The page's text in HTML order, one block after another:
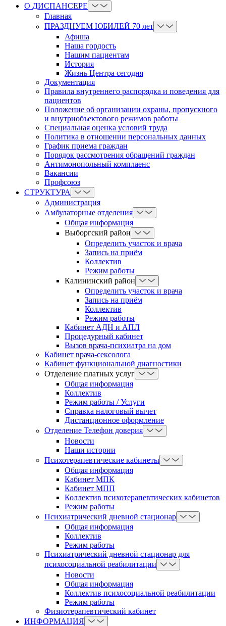
О ДИСПАНСЕРЕ
Главная
ПРАЗДНУЕМ ЮБИЛЕЙ 70 лет
Афиша
Наша гордость
Нашим пациентам
История
Жизнь Центра сегодня
Документация
Правила внутреннего распорядка и поведения для
пациентов
Положение об организации охраны, пропускного
и внутриобъектового режимов работы
Cпециальная оценка условий труда
Политика в отношении персональных данных
График приема граждан
Порядок рассмотрения обращений граждан
Антимонопольный комплаенс
Вакансии
Профсоюз
СТРУКТУРА
Администрация
Амбулаторные отделения
Общая информация
Выборгский район
Определить участок и врача
Запись на приём
Коллектив
Режим работы
Калининский район
Определить участок и врача
Запись на приём
Коллектив
Режим работы
Кабинет АДН и АПЛ
Процедурный кабинет
Вызов врача-психиатра на дом
Кабинет врача-сексолога
Кабинет функциональной диагностики
Отделение платных услуг
Общая информация
Коллектив
Режим работы / Услуги
Справка налоговый вычет
Дистанционное оформление
Отделение Телефон доверия
Новости
Наши истории
Психотерапевтические кабинеты
Общая информация
Кабинет МПК
Кабинет МПП
Коллектив психотерапевтических кабинетов
Режим работы
Психиатрический дневной стационар
Общая информация
Коллектив
Режим работы
Психиатрический дневной стационар для
психосоциальной реабилитации
Новости
Общая информация
Коллектив психосоциальной реабилитации
Режим работы
Физиотерапевтический кабинет
ИНФОРМАЦИЯ